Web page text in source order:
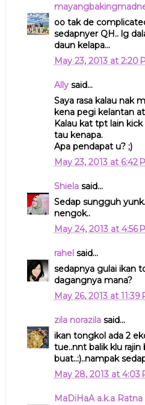
oo tak de
sedapnyer QH.. lg
daun kelapa...
May 23, 2013 at 2:20
Allysaid...
Saya rasa kalau nak
kena pegi kelantan
Kalau kat tpt lain kick
tau kenapa.
Apa pendapat u? ;)
May 23, 2013 at 6:42
Shielasaid...
Sedap sungguh
nengok..
May 24, 2013 at 4:56
rahelsaid...
sedapnya gulai ikan
dagangnya mana?
May 26, 2013 at 11:39
zila norazilasaid...
ikan tongkol ada 2
tue..nnt balik klu rajin
buat..:)..nampak
May 28, 2013 at 4:03
MaDiHaA a.k.a Ratna